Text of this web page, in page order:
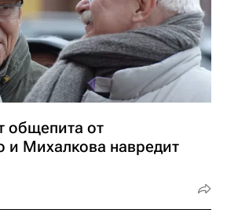
общепита от
и Михалкова навредит